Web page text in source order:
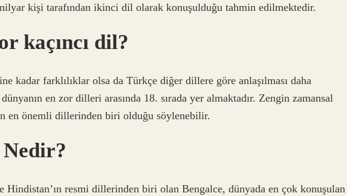
kişi tarafından ikinci dil olarak konuşulduğu tahmin edilmektedir.
kaçıncı dil?
kadar farklılıklar olsa da Türkçe diğer dillere göre anlaşılması daha
en zor dilleri arasında 18. sırada yer almaktadır. Zengin zamansal
en önemli dillerinden biri olduğu söylenebilir.
Hindistan’ın resmi dillerinden biri olan Bengalce, dünyada en çok konuşulan